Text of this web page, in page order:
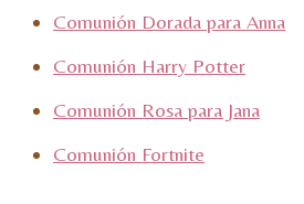
Comunión Dorada para Anna
Comunión Harry Potter
Comunión Rosa para Jana
Comunión Fortnite